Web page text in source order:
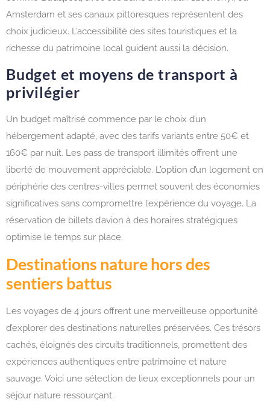
Amsterdam et ses canaux pittoresques représentent des
choix judicieux. L’accessibilité des sites touristiques et la
richesse du patrimoine local guident aussi la décision.
Budget et moyens de transport à
privilégier
Un budget maîtrisé commence par le choix d’un
hébergement adapté, avec des tarifs variants entre 50€ et
160€ par nuit. Les pass de transport illimités offrent une
liberté de mouvement appréciable. L’option d’un logement en
périphérie des centres-villes permet souvent des économies
significatives sans compromettre l’expérience du voyage. La
réservation de billets d’avion à des horaires stratégiques
optimise le temps sur place.
Destinations nature hors des
sentiers battus
Les voyages de 4 jours offrent une merveilleuse opportunité
d’explorer des destinations naturelles préservées. Ces trésors
cachés, éloignés des circuits traditionnels, promettent des
expériences authentiques entre patrimoine et nature
sauvage. Voici une sélection de lieux exceptionnels pour un
séjour nature ressourçant.